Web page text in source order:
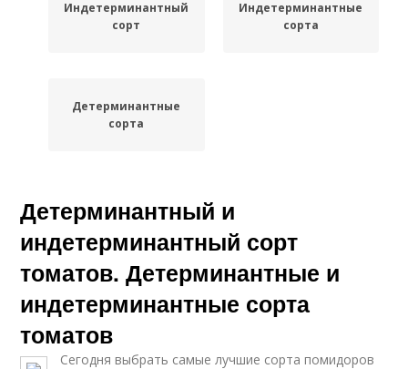
Индетерминантный
сорт
Индетерминантные
сорта
Детерминантные
сорта
Детерминантный и
индетерминантный сорт
томатов. Детерминантные и
индетерминантные сорта
томатов
Сегодня выбрать самые лучшие сорта помидоров